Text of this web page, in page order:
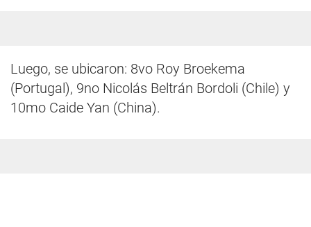
Luego, se ubicaron: 8vo Roy Broekema
(Portugal), 9no Nicolás Beltrán Bordoli (Chile) y
10mo Caide Yan (China).